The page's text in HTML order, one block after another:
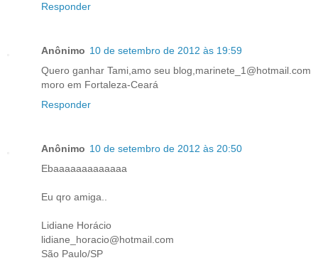
Responder
Anônimo 10 de setembro de 2012 às 19:59
Quero ganhar Tami,amo seu blog,marinete_1@hotmail.com
moro em Fortaleza-Ceará
Responder
Anônimo 10 de setembro de 2012 às 20:50
Ebaaaaaaaaaaaaa
Eu qro amiga..
Lidiane Horácio
lidiane_horacio@hotmail.com
São Paulo/SP